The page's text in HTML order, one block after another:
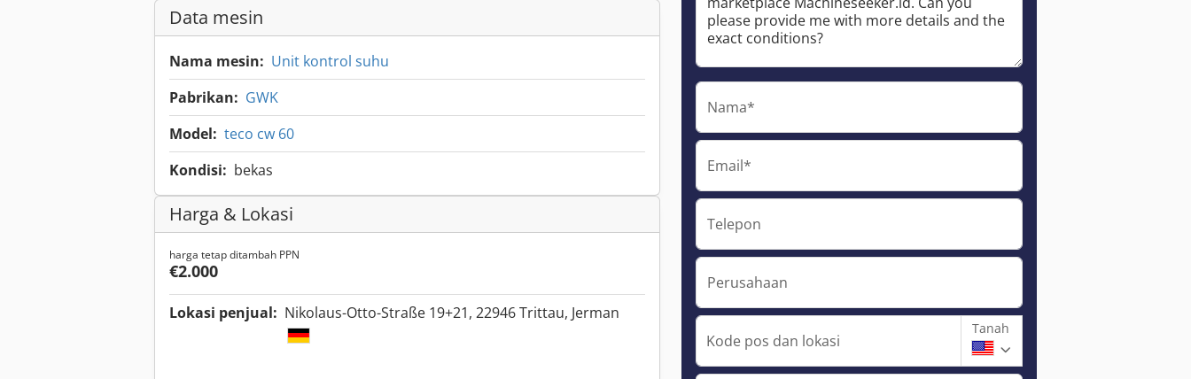
Data mesin
Nama mesin: Unit kontrol suhu
Pabrikan: GWK
Model: teco cw 60
Kondisi: bekas
Harga & Lokasi
harga tetap ditambah PPN
€2.000
Lokasi penjual: Nikolaus-Otto-Straße 19+21, 22946 Trittau, Jerman
Nama*
Email*
Telepon
Perusahaan
Kode pos dan lokasi
Tanah